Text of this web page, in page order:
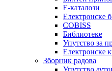
Е-каталози
Електронске
COBISS
Библиотеке
Упутство за
Електронске
Зборник радова
Упутство